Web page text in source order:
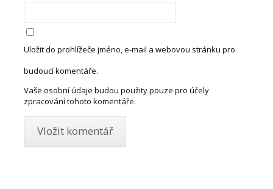
Uložit do prohlížeče jméno, e-mail a webovou stránku pro
budoucí komentáře.
Vaše osobní údaje budou použity pouze pro účely
zpracování tohoto komentáře.